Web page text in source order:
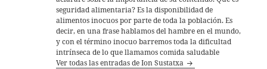
seguridad alimentaria? Es la disponibilidad de
alimentos inocuos por parte de toda la población. Es
decir, en una frase hablamos del hambre en el mundo,
y con el término inocuo barremos toda la dificultad
intrínseca de lo que llamamos comida saludable
Ver todas las entradas de Ion Sustatxa